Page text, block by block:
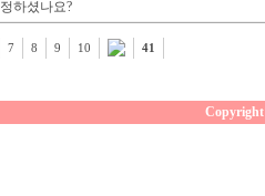
정하셨나요?
7 8 9 10 41
Copyright